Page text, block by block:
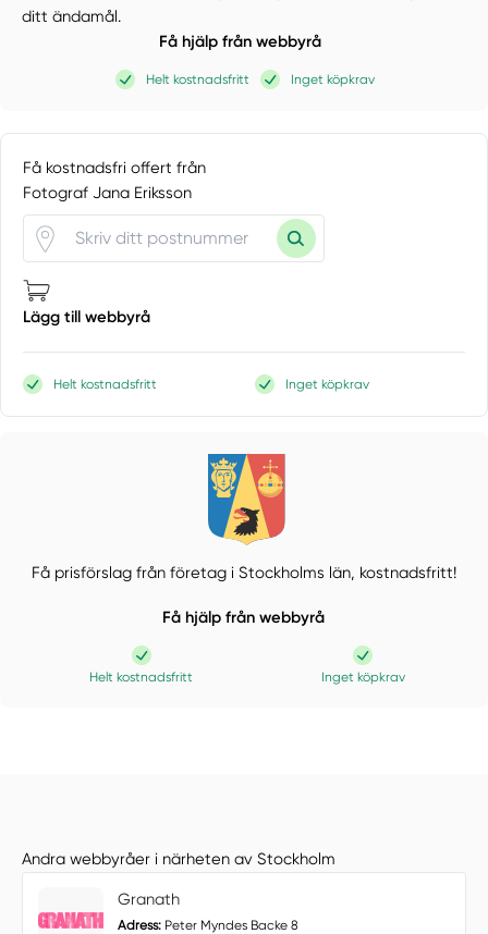
ditt ändamål.
Få hjälp från webbyrå
Helt kostnadsfritt Inget köpkrav
Få kostnadsfri offert från
Fotograf Jana Eriksson
Lägg till webbyrå
Helt kostnadsfritt Inget köpkrav
Få prisförslag från företag i Stockholms län, kostnadsfritt!
Få hjälp från webbyrå
Helt kostnadsfritt Inget köpkrav
Andra webbyråer i närheten av Stockholm
Granath
Adress: Peter Myndes Backe 8